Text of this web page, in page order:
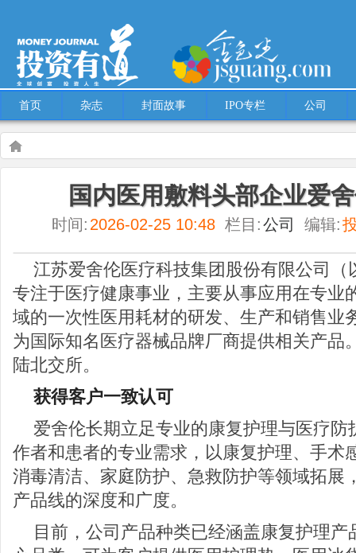
首页 杂志 封面故事 IPO专栏 公司
Warning: Use of undefined constant multiple - assumed 'multiple' (this will throw
content/themes/Hcms/single.phpon line5
国内医用敷料头部企业爱舍伦登陆北交所
国内医用敷料头部企业爱
时间: 2026-02-25 10:48 栏目:公司 编辑:
江苏爱舍伦医疗科技集团股份有限公司
专注于医疗健康事业，主要从事应用在专业
域的一次性医用耗材的研发、生产和销售业
为国际知名医疗器械品牌厂商提供相关产品
陆北交所。
获得客户一致认可
爱舍伦长期立足专业的康复护理与医疗
作者和患者的专业需求，以康复护理、手术
消毒清洁、家庭防护、急救防护等领域拓展
产品线的深度和广度。
目前，公司产品种类已经涵盖康复护理